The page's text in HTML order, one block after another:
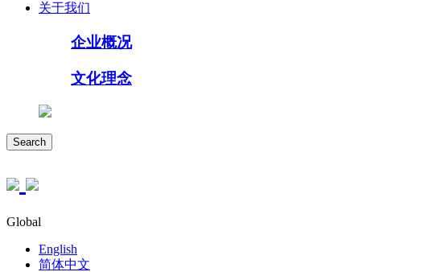
关于我们
企业概况
文化理念
Search
Global
English
简体中文